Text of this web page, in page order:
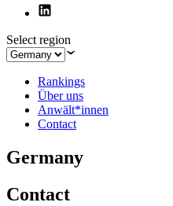
Select region
Rankings
Über uns
Anwält*innen
Contact
Germany
Contact